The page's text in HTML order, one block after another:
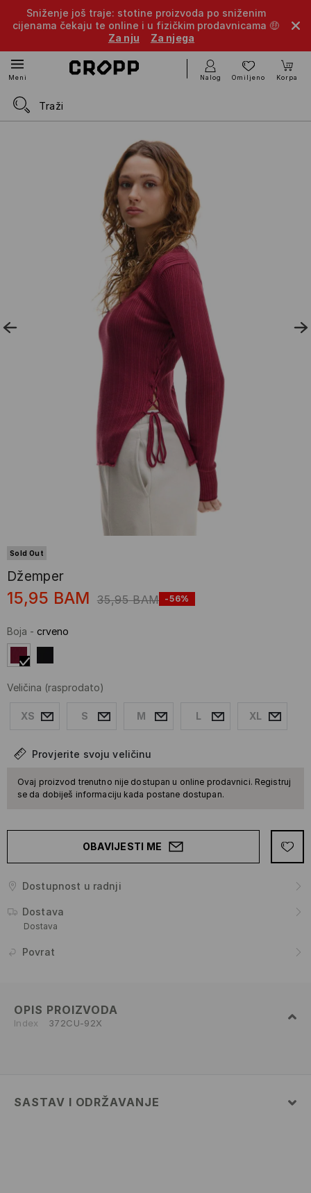
Sniženje još traje: stotine proizvoda po sniženim
cijenama čekaju te online i u fizičkim prodavnicama 🤑
Za nju
Za njega
Meni Nalog Omiljeno Korpa
Sold Out
Džemper
15,95 BAM 35,95 BAM -56%
Boja - crveno
Veličina (rasprodato)
XS S M L XL
Provjerite svoju veličinu
Ovaj proizvod trenutno nije dostupan u online prodavnici. Registruj
se da dobiješ informaciju kada postane dostupan.
OBAVIJESTI ME
Dostupnost u radnji
Dostava
Dostava
Povrat
OPIS PROIZVODA
Index 372CU-92X
SASTAV I ODRŽAVANJE